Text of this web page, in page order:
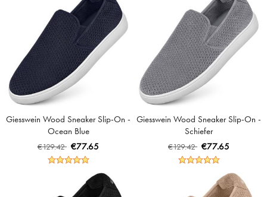
Giesswein Wood Sneaker Slip-On -
Ocean Blue
€129.42 €77.65
Giesswein Wood Sneaker Slip-On -
Schiefer
€129.42 €77.65